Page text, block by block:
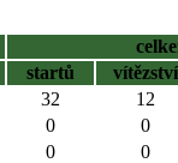
startů
vítězství
32 12
0 0
0 0